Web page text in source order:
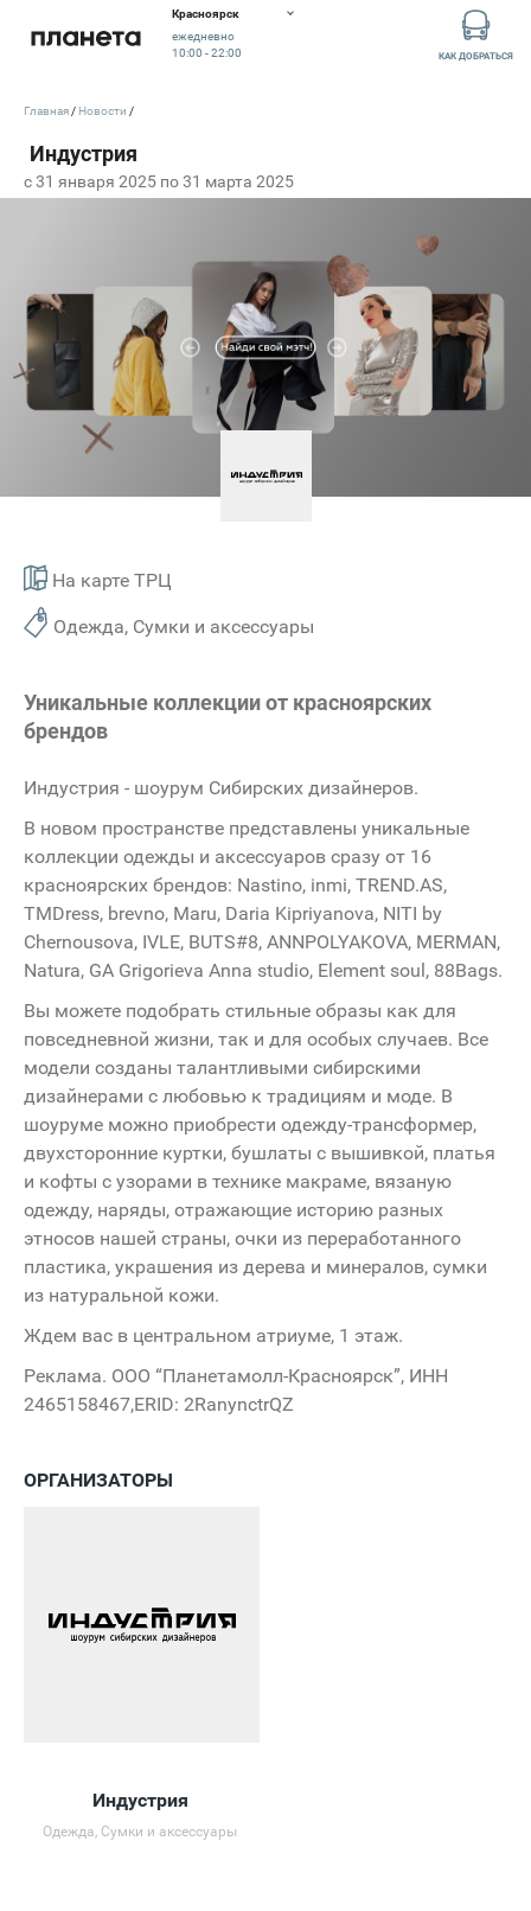
Красноярск
ежедневно
10:00 - 22:00
КАК ДОБРАТЬСЯ
c 31 января 2025 по 31 марта 2025
На карте ТРЦ
Одежда, Сумки и аксессуары
Главная Новости
Уникальные коллекции от красноярских
брендов
Индустрия - шоурум Сибирских дизайнеров.
В новом пространстве представлены уникальные
коллекции одежды и аксессуаров сразу от 16
красноярских брендов: Nastino, inmi, TREND.AS,
TMDress, brevno, Maru, Daria Kipriyanova, NITI by
Chernousova, IVLE, BUTS#8, ANNPOLYAKOVA, MERMAN,
Natura, GA Grigorieva Anna studio, Element soul, 88Bags.
Вы можете подобрать стильные образы как для
повседневной жизни, так и для особых случаев. Все
модели созданы талантливыми сибирскими
дизайнерами с любовью к традициям и моде. В
шоуруме можно приобрести одежду-трансформер,
двухсторонние куртки, бушлаты с вышивкой, платья
и кофты с узорами в технике макраме, вязаную
одежду, наряды, отражающие историю разных
этносов нашей страны, очки из переработанного
пластика, украшения из дерева и минералов, сумки
из натуральной кожи.
Ждем вас в центральном атриуме, 1 этаж.
Реклама. ООО “Планетамолл-Красноярск”, ИНН
2465158467,ERID: 2RanynctrQZ
ОРГАНИЗАТОРЫ
Индустрия
Одежда, Сумки и аксессуары